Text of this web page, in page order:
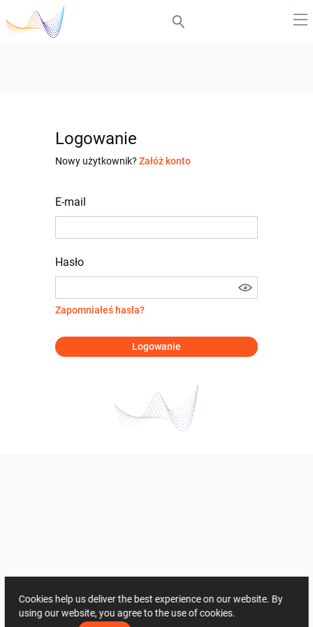
Logowanie
Nowy użytkownik? Załóż konto
E-mail
Hasło
Zapomniałeś hasła?
Logowanie
Cookies help us deliver the best experience on our website. By
using our website, you agree to the use of cookies.